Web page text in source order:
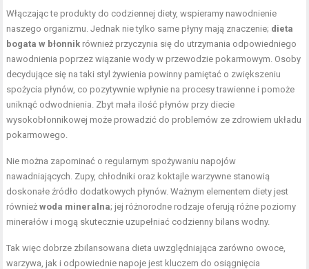
Włączając te produkty do codziennej diety, wspieramy nawodnienie
naszego organizmu. Jednak nie tylko same płyny mają znaczenie; dieta
bogata w błonnik również przyczynia się do utrzymania odpowiedniego
nawodnienia poprzez wiązanie wody w przewodzie pokarmowym. Osoby
decydujące się na taki styl żywienia powinny pamiętać o zwiększeniu
spożycia płynów, co pozytywnie wpłynie na procesy trawienne i pomoże
uniknąć odwodnienia. Zbyt mała ilość płynów przy diecie
wysokobłonnikowej może prowadzić do problemów ze zdrowiem układu
pokarmowego.
Nie można zapominać o regularnym spożywaniu napojów
nawadniających. Zupy, chłodniki oraz koktajle warzywne stanowią
doskonałe źródło dodatkowych płynów. Ważnym elementem diety jest
równieżwoda mineralna; jej różnorodne rodzaje oferują różne poziomy
minerałów i mogą skutecznie uzupełniać codzienny bilans wodny.
Tak więc dobrze zbilansowana dieta uwzględniająca zarówno owoce,
warzywa, jak i odpowiednie napoje jest kluczem do osiągnięcia